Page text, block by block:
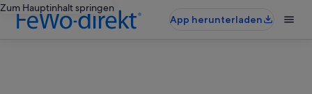
Zum Hauptinhalt springen
App herunterladen